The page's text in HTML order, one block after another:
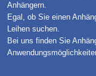
Anhängern.
Egal, ob Sie einen
Leihen suchen.
Bei uns finden Sie